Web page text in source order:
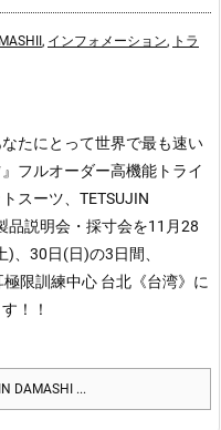
, インフォメーション, トラ
たにとって世界で最も速い
フルオーダー高機能トライ
スーツ、TETSUJIN
品説明会・採寸会を11月28
)、30日(日)の3日間、
限訓練中心 台北《台湾》に
！！
DAMASHI ...